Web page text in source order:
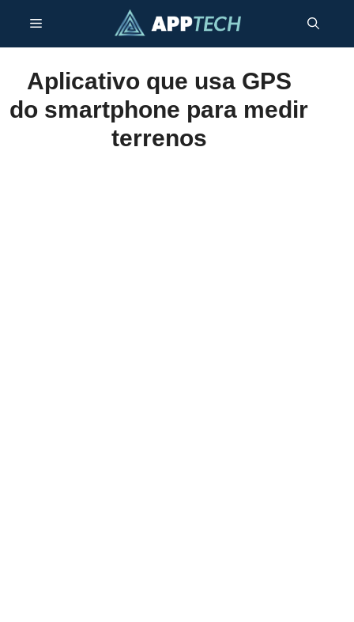
o
Menu
Aplicativo que usa GPS
do smartphone para medir
terrenos